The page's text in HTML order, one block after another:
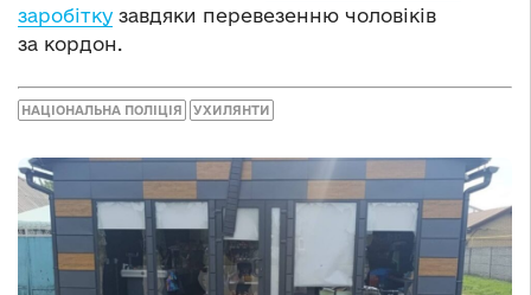
заробітку завдяки перевезенню чоловіків
за кордон.
НАЦІОНАЛЬНА ПОЛІЦІЯ УХИЛЯНТИ